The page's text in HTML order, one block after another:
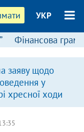
УКР
Фінансова
заяву щодо
у
хресної ходи